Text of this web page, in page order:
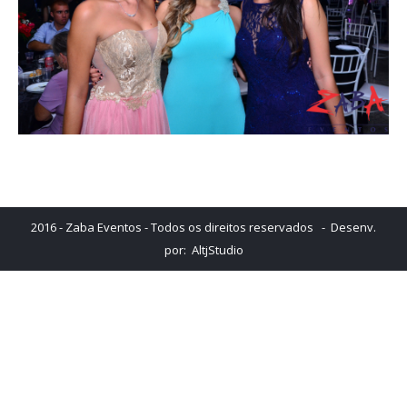
2016 - Zaba Eventos - Todos os direitos reservados - Desenv.
por: AltjStudio